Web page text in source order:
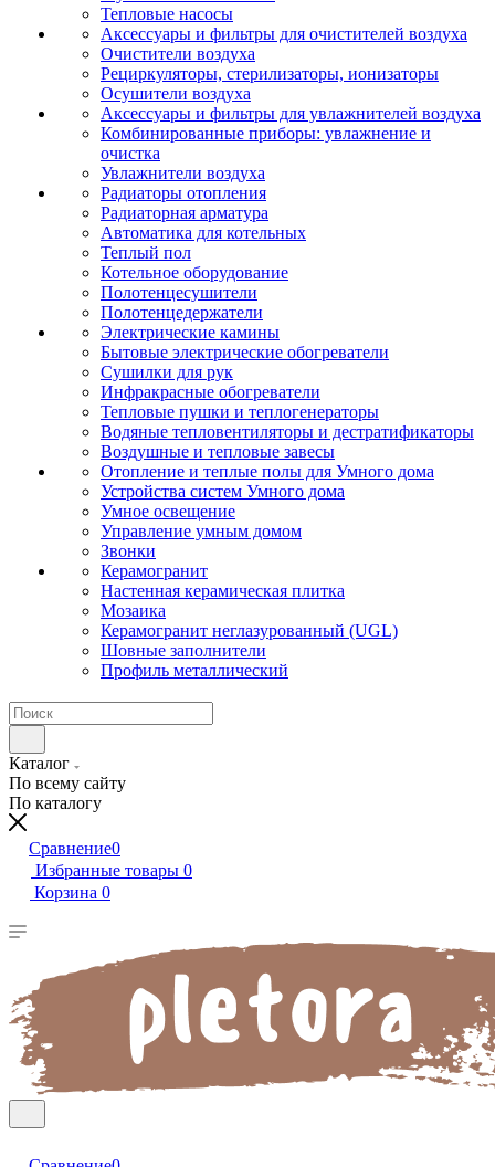
Тепловые насосы
Аксессуары и фильтры для очистителей воздуха
Очистители воздуха
Рециркуляторы, стерилизаторы, ионизаторы
Осушители воздуха
Аксессуары и фильтры для увлажнителей воздуха
Комбинированные приборы: увлажнение и
очистка
Увлажнители воздуха
Радиаторы отопления
Радиаторная арматура
Автоматика для котельных
Теплый пол
Котельное оборудование
Полотенцесушители
Полотенцедержатели
Электрические камины
Бытовые электрические обогреватели
Сушилки для рук
Инфракрасные обогреватели
Тепловые пушки и теплогенераторы
Водяные тепловентиляторы и дестратификаторы
Воздушные и тепловые завесы
Отопление и теплые полы для Умного дома
Устройства систем Умного дома
Умное освещение
Управление умным домом
Звонки
Керамогранит
Настенная керамическая плитка
Мозаика
Керамогранит неглазурованный (UGL)
Шовные заполнители
Профиль металлический
Каталог
По всему сайту
По каталогу
Сравнение0
Избранные товары 0
Корзина 0